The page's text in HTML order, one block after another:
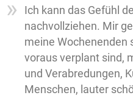
Ich kann das Gefühl
nachvollziehen. Mir
meine Wochenenden
voraus verplant sind,
und Verabredungen,
Menschen, lauter